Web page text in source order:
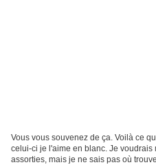
Vous vous souvenez de ça. Voilà ce
celui-ci je l'aime en blanc. Je
assorties, mais je ne sais pas où